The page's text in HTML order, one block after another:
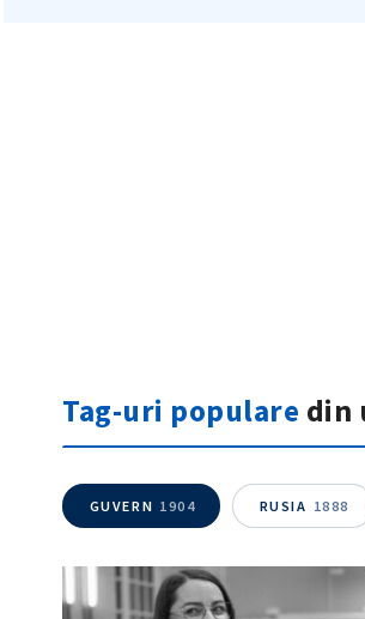
Tag-uri populare din
GUVERN 1904 RUSIA 1888